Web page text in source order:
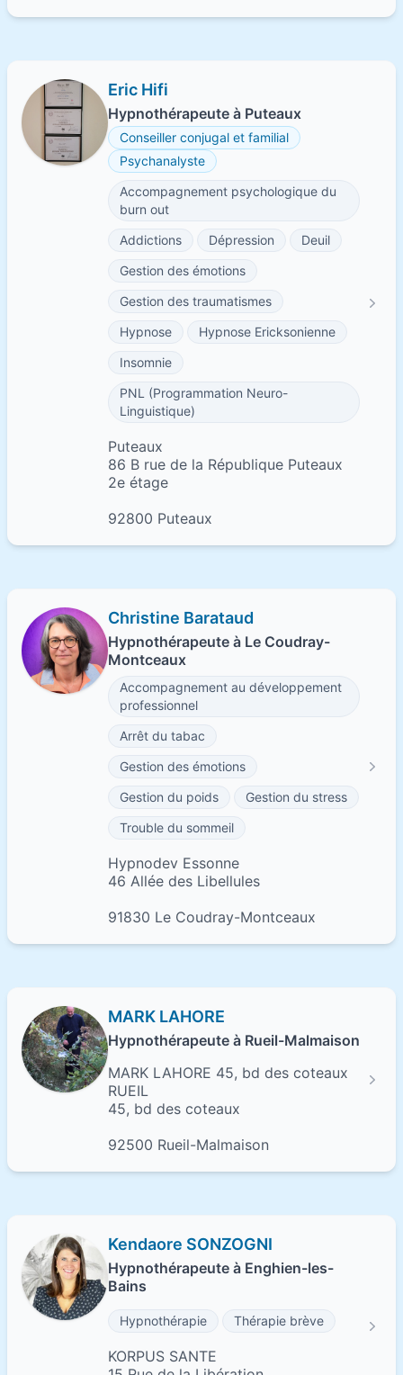
Eric Hifi
Hypnothérapeute à Puteaux
Conseiller conjugal et familial
Psychanalyste
Accompagnement psychologique du
burn out
Addictions
Dépression
Deuil
Gestion des émotions
Gestion des traumatismes
Hypnose
Hypnose Ericksonienne
Insomnie
PNL (Programmation Neuro-
Linguistique)
Puteaux
86 B rue de la République Puteaux
2e étage
92800 Puteaux
Christine Barataud
Hypnothérapeute à Le Coudray-
Montceaux
Accompagnement au développement
professionnel
Arrêt du tabac
Gestion des émotions
Gestion du poids
Gestion du stress
Trouble du sommeil
Hypnodev Essonne
46 Allée des Libellules
91830 Le Coudray-Montceaux
MARK LAHORE
Hypnothérapeute à Rueil-Malmaison
MARK LAHORE 45, bd des coteaux
RUEIL
45, bd des coteaux
92500 Rueil-Malmaison
Kendaore SONZOGNI
Hypnothérapeute à Enghien-les-
Bains
Hypnothérapie Thérapie brève
KORPUS SANTE